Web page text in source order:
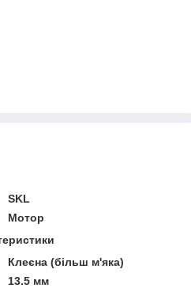
SKL
Мотор
Клеєна (більш м'яка)
13.5 мм